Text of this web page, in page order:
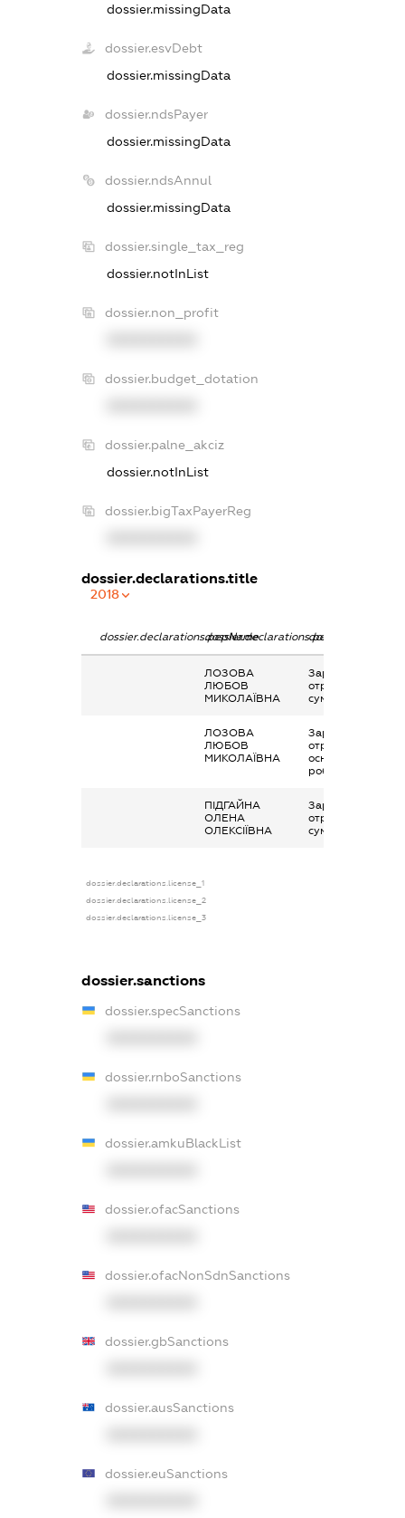
dossier.missingData
dossier.esvDebt
dossier.missingData
dossier.ndsPayer
dossier.missingData
dossier.ndsAnnul
dossier.missingData
dossier.single_tax_reg
dossier.notInList
dossier.non_profit
dossier.budget_dotation
dossier.palne_akciz
dossier.notInList
dossier.bigTaxPayerReg
dossier.declarations.title
2018
dossier.declarations.pepNamedossier.declarations.personName
ЛОЗОВА
ЛЮБОВ
МИКОЛАЇВНА
Заробітна плата
отримана за
сумісництвом
ЛОЗОВА
ЛЮБОВ
МИКОЛАЇВНА
Заробітна плата
отримана за
основним місцем
роботи
ПІДГАЙНА
ОЛЕНА
ОЛЕКСІЇВНА
Заробітна плата
отримана за
сумісництвом
dossier.declarations.license_1
dossier.declarations.license_2
dossier.declarations.license_3
dossier.sanctions
dossier.specSanctions
dossier.rnboSanctions
dossier.amkuBlackList
dossier.ofacSanctions
dossier.ofacNonSdnSanctions
dossier.gbSanctions
dossier.ausSanctions
dossier.euSanctions